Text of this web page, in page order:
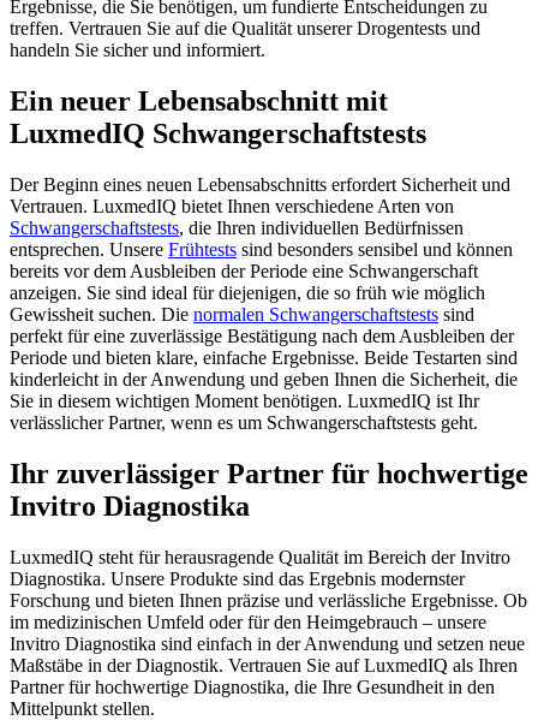
Ergebnisse, die Sie benötigen, um fundierte Entscheidungen zu
treffen. Vertrauen Sie auf die Qualität unserer Drogentests und
handeln Sie sicher und informiert.
Ein neuer Lebensabschnitt mit
LuxmedIQ Schwangerschaftstests
Der Beginn eines neuen Lebensabschnitts erfordert Sicherheit und
Vertrauen. LuxmedIQ bietet Ihnen verschiedene Arten von
Schwangerschaftstests, die Ihren individuellen Bedürfnissen
entsprechen. Unsere Frühtests sind besonders sensibel und können
bereits vor dem Ausbleiben der Periode eine Schwangerschaft
anzeigen. Sie sind ideal für diejenigen, die so früh wie möglich
Gewissheit suchen. Die normalen Schwangerschaftstests sind
perfekt für eine zuverlässige Bestätigung nach dem Ausbleiben der
Periode und bieten klare, einfache Ergebnisse. Beide Testarten sind
kinderleicht in der Anwendung und geben Ihnen die Sicherheit, die
Sie in diesem wichtigen Moment benötigen. LuxmedIQ ist Ihr
verlässlicher Partner, wenn es um Schwangerschaftstests geht.
Ihr zuverlässiger Partner für hochwertige
Invitro Diagnostika
LuxmedIQ steht für herausragende Qualität im Bereich der Invitro
Diagnostika. Unsere Produkte sind das Ergebnis modernster
Forschung und bieten Ihnen präzise und verlässliche Ergebnisse. Ob
im medizinischen Umfeld oder für den Heimgebrauch – unsere
Invitro Diagnostika sind einfach in der Anwendung und setzen neue
Maßstäbe in der Diagnostik. Vertrauen Sie auf LuxmedIQ als Ihren
Partner für hochwertige Diagnostika, die Ihre Gesundheit in den
Mittelpunkt stellen.